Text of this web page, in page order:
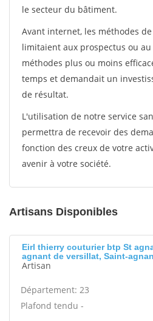
le secteur du bâtiment.
Avant internet, les méthodes
limitaient aux prospectus ou
méthodes plus ou moins
temps et demandait un
de résultat.
L'utilisation de notre service
permettra de recevoir des
fonction des creux de votre
avenir à votre société.
Artisans Disponibles
Eirl thierry couturier btp St
agnant de versillat, Saint-
Artisan
Département: 23
Plafond tendu -